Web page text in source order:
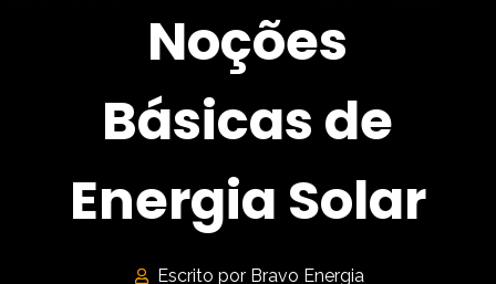
Noções
Básicas de
Energia Solar
Escrito por Bravo Energia